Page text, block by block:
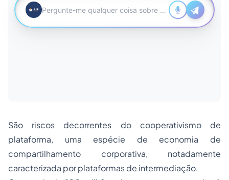
São riscos decorrentes do cooperativismo de
plataforma, uma espécie de economia de
compartilhamento corporativa, notadamente
caracterizada por plataformas de intermediação.